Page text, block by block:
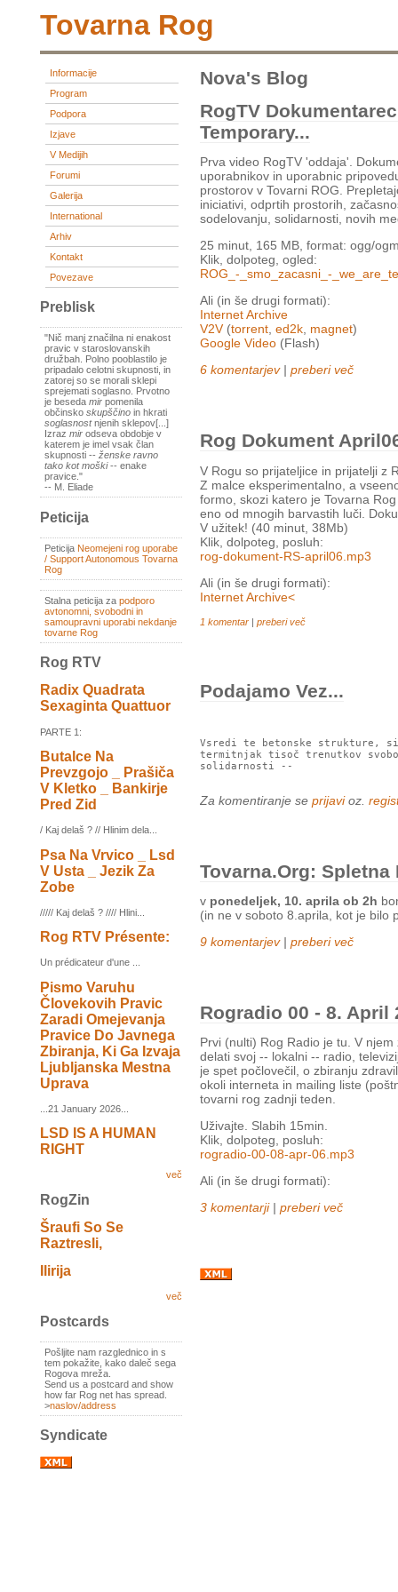
Tovarna Rog
Informacije
Program
Podpora
Izjave
V Medijih
Forumi
Galerija
International
Arhiv
Kontakt
Povezave
Preblisk
"Nič manj značilna ni enakost
pravic v staroslovanskih
družbah. Polno pooblastilo je
pripadalo celotni skupnosti, in
zatorej so se morali sklepi
sprejemati soglasno. Prvotno
je beseda mir pomenila
občinsko skupščino in hkrati
soglasnostnjenih sklepov[...]
Izraz mir odseva obdobje v
katerem je imel vsak član
skupnosti -- ženske ravno
tako kot moški-- enake
pravice."
-- M. Eliade
Peticija
Peticija Neomejeni rog uporabe
/ Support Autonomous Tovarna
Rog
Stalna peticija za podporo
avtonomni, svobodni in
samoupravni uporabi nekdanje
tovarne Rog
Rog RTV
Radix Quadrata
Sexaginta Quattuor
PARTE 1:
Butalce Na
Prevzgojo _ Prašiča
V Kletko _ Bankirje
Pred Zid
/ Kaj delaš ? // Hlinim dela...
Psa Na Vrvico _ Lsd
V Usta _ Jezik Za
Zobe
///// Kaj delaš ? //// Hlini...
Rog RTV Présente:
Un prédicateur d'une ...
Pismo Varuhu
Človekovih Pravic
Zaradi Omejevanja
Pravice Do Javnega
Zbiranja, Ki Ga Izvaja
Ljubljanska Mestna
Uprava
...21 January 2026...
LSD IS A HUMAN
RIGHT
več
RogZin
Šraufi So Se
Raztresli,
Ilirija
več
Postcards
Pošljite nam razglednico in s
tem pokažite, kako daleč sega
Rogova mreža.
Send us a postcard and show
how far Rog net has spread.
>naslov/address
Syndicate
Nova's Blog
RogTV
Temporary...
Prva video RogTV 'oddaja'.
uporabnikov in uporabnic
prostorov v Tovarni ROG.
iniciativi, odprtih prostorih,
sodelovanju, solidarnosti, novih
25 minut, 165 MB, format: ogg/
Klik, dolpoteg, ogled:
ROG_-_smo_zacasni_-
Ali (in še drugi formati):
Internet Archive
V2V (torrent, ed2k, magnet)
Google Video (Flash)
6 komentarjev| preberi več
Rog Dokument
V Rogu so prijateljice in prijatelji z
Z malce eksperimentalno, a
formo, skozi katero je Tovarna
eno od mnogih barvastih luči.
V užitek! (40 minut, 38Mb)
Klik, dolpoteg, posluh:
rog-dokument-RS-april06.mp3
Ali (in še drugi formati):
Internet Archive<
1 komentar | preberi več
Podajamo Vez...
Vsredi te betonske strukture,
termitnjak tisoč trenutkov
solidarnosti --
Za komentiranje se prijavioz.
Tovarna.org: Spletna
v ponedeljek, 10. aprila ob 2h
(in ne v soboto 8.aprila, kot je bilo
9 komentarjev| preberi več
Rogradio 00 - 8. April
Prvi (nulti) Rog Radio je tu. V
delati svoj -- lokalni -- radio,
je spet počlovečil, o zbiranju
okoli interneta in mailing liste
tovarni rog zadnji teden.
Uživajte. Slabih 15min.
Klik, dolpoteg, posluh:
rogradio-00-08-apr-06.mp3
Ali (in še drugi formati):
3 komentarji| preberi več